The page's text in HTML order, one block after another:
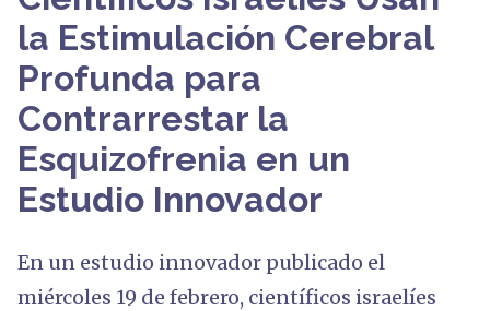
la Estimulación Cerebral
Profunda para
Contrarrestar la
Esquizofrenia en un
Estudio Innovador
En un estudio innovador publicado el
miércoles 19 de febrero, científicos israelíes